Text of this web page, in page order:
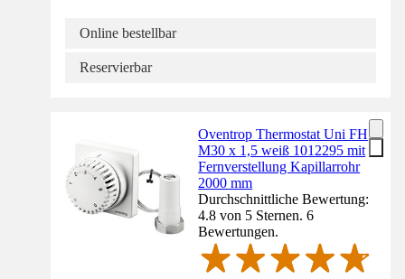
Online bestellbar
Reservierbar
Oventrop Thermostat Uni FH
M30 x 1,5 weiß 1012295 mit
Fernverstellung Kapillarrohr
2000 mm
Durchschnittliche Bewertung:
4.8 von 5 Sternen. 6
Bewertungen.